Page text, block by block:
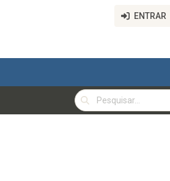
ENTRAR
PESQUISAR